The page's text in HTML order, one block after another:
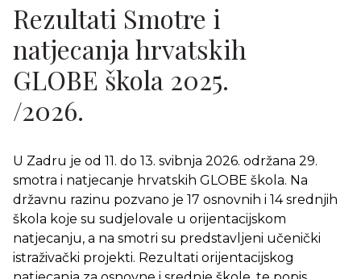
Rezultati Smotre i
natjecanja hrvatskih
GLOBE škola 2025.
/2026.
U Zadru je od 11. do 13. svibnja 2026. održana 29.
smotra i natjecanje hrvatskih GLOBE škola. Na
državnu razinu pozvano je 17 osnovnih i 14 srednjih
škola koje su sudjelovale u orijentacijskom
natjecanju, a na smotri su predstavljeni učenički
istraživački projekti. Rezultati orijentacijskog